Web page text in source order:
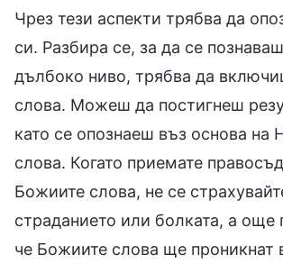
Чрез тези аспекти трябва да
си. Разбира се, за да се
дълбоко ниво, трябва да
слова. Можеш да постигнеш
като се опознаеш въз основа на
слова. Когато приемате
Божиите слова, не се
страданието или болката, а
че Божиите слова ще проникнат